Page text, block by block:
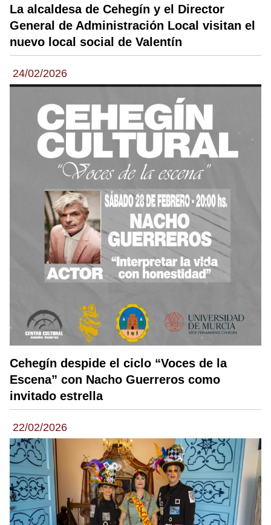
La alcaldesa de Cehegín y el Director
General de Administración Local visitan el
nuevo local social de Valentín
24/02/2026
Cehegín despide el ciclo “Voces de la
Escena” con Nacho Guerreros como
invitado estrella
22/02/2026